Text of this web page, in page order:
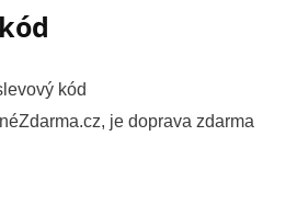
kód
je doprava zdarma